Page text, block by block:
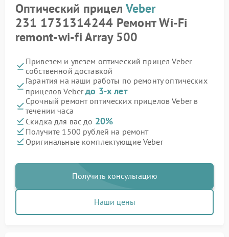
Оптический прицелVeber
231 1731314244 Ремонт Wi-Fi
remont-wi-fi Array 500
Привезем и увезем оптический прицел Veber
собственной доставкой
Гарантия на наши работы по ремонту оптических
прицелов Veberдо 3-х лет
Срочный ремонт оптических прицелов Veber в
течении часа
Скидка для вас до 20%
Получите 1500 рублей на ремонт
Оригинальные комплектующие Veber
Получить консультацию
Наши цены